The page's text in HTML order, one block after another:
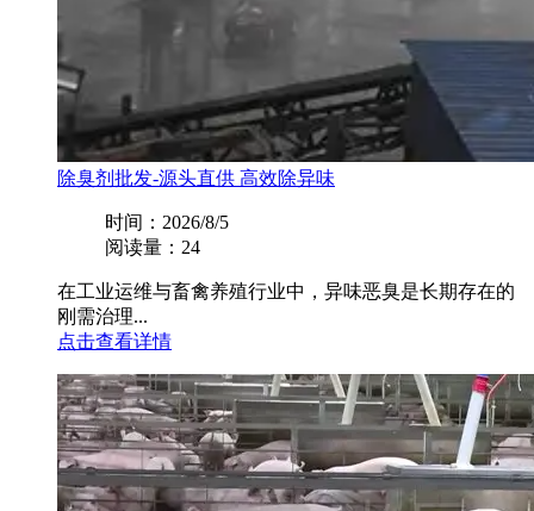
除臭剂批发-源头直供 高效除异味
时间：2026/8/5
阅读量：24
在工业运维与畜禽养殖行业中，异味恶臭是长期存在的
刚需治理...
点击查看详情